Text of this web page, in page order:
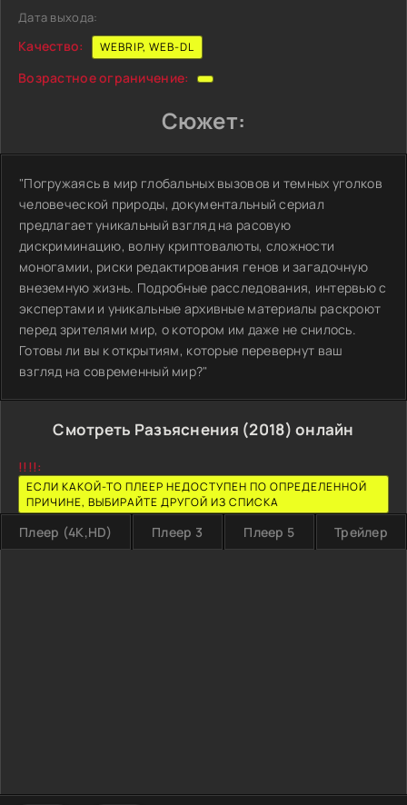
Дата выхода:
Качество: WEBRIP, WEB-DL
Возрастное ограничение:
Сюжет:
"Погружаясь в мир глобальных вызовов и темных уголков
человеческой природы, документальный сериал
предлагает уникальный взгляд на расовую
дискриминацию, волну криптовалюты, сложности
моногамии, риски редактирования генов и загадочную
внеземную жизнь. Подробные расследования, интервью с
экспертами и уникальные архивные материалы раскроют
перед зрителями мир, о котором им даже не снилось.
Готовы ли вы к открытиям, которые перевернут ваш
взгляд на современный мир?"
Смотреть Разъяснения (2018) онлайн
!!!!:
ЕСЛИ КАКОЙ-ТО ПЛЕЕР НЕДОСТУПЕН ПО ОПРЕДЕЛЕННОЙ
ПРИЧИНЕ, ВЫБИРАЙТЕ ДРУГОЙ ИЗ СПИСКА
Плеер (4K,HD) Плеер 3 Плеер 5 Трейлер